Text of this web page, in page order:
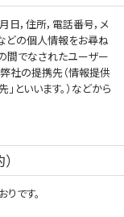
，住所，電話番号，メ
どの個人情報をお尋ね
間でなされたユーザー
社の提携先（情報提供
といいます。）などから
です。